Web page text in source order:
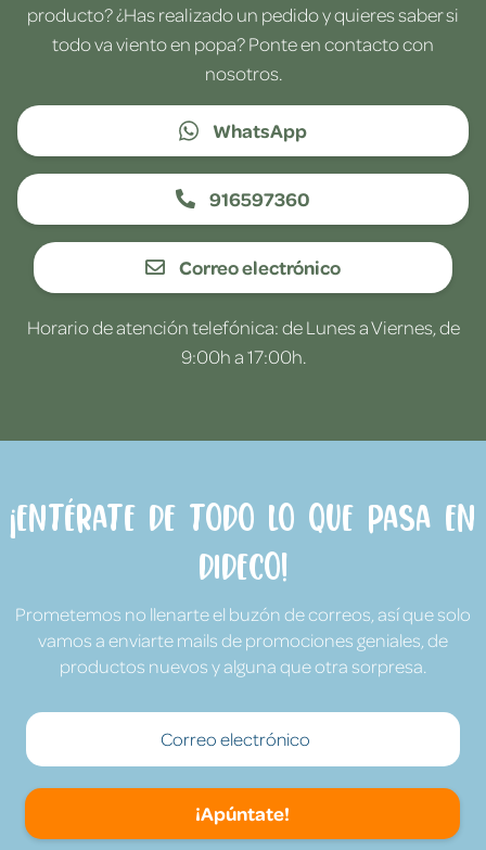
producto? ¿Has realizado un pedido y quieres saber si
todo va viento en popa? Ponte en contacto con
nosotros.
WhatsApp
916597360
Correo electrónico
Horario de atención telefónica: de Lunes a Viernes, de
9:00h a 17:00h.
¡Entérate de todo lo que pasa en
Dideco!
Prometemos no llenarte el buzón de correos, así que solo
vamos a enviarte mails de promociones geniales, de
productos nuevos y alguna que otra sorpresa.
¡Apúntate!